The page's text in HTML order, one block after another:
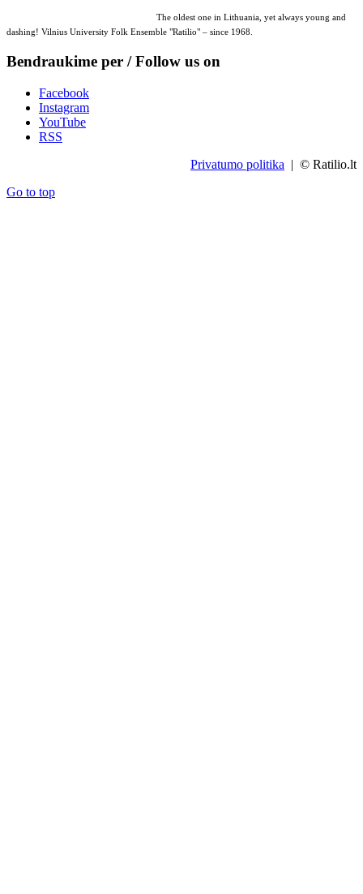
The oldest one in Lithuania, yet always young and
dashing! Vilnius University Folk Ensemble "Ratilio" – since 1968.
Bendraukime per / Follow us on
Facebook
Instagram
YouTube
RSS
Privatumo politika | © Ratilio.lt
Go to top